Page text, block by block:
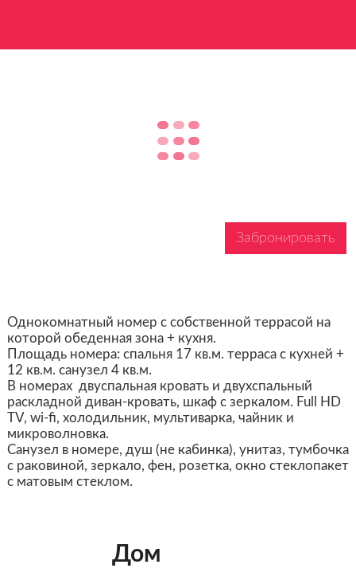
Забронировать
Однокомнатный номер с собственной террасой на
которой обеденная зона + кухня.
Площадь номера: спальня 17 кв.м. терраса с кухней +
12 кв.м. санузел 4 кв.м.
В номерах двуспальная кровать и двухспальный
раскладной диван-кровать, шкаф с зеркалом. Full HD
TV, wi-fi, холодильник, мультиварка, чайник и
микроволновка.
Санузел в номере, душ (не кабинка), унитаз, тумбочка
с раковиной, зеркало, фен, розетка, окно стеклопакет
с матовым стеклом.
Дом